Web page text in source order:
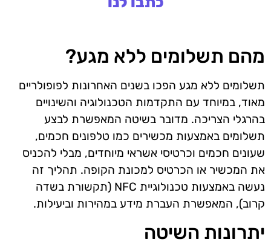
מהם תשלומים ללא מגע?
תשלומים ללא מגע הפכו בשנים האחרונות לפופולריים
מאוד, במיוחד עם התקדמות הטכנולוגיה והשינויים
בהרגלי הצריכה. מדובר בשיטה המאפשרת לבצע
תשלומים באמצעות מכשירים כמו טלפונים חכמים,
שעונים חכמים וכרטיסי אשראי מיוחדים, מבלי להכניס
את המכשיר או הכרטיס למכונת הקופה. תהליך זה
נעשה באמצעות טכנולוגיית NFC (תקשורת בשדה
קרוב), המאפשרת העברת מידע במהירות וביעילות.
יתרונות השיטה